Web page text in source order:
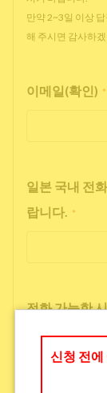
만약 2~3일 이상
해 주시면 감사하겠
이메일(확인) *
일본 국내 전
랍니다.
*
전화 가능한
17:00） *
신청 전에